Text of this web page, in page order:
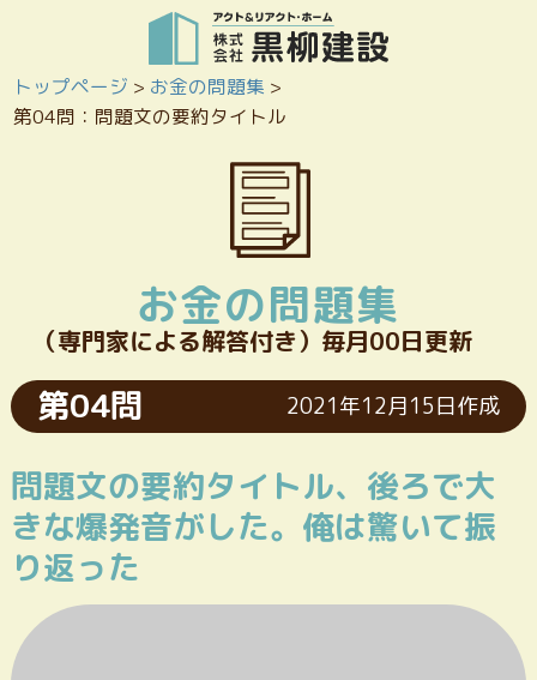
トップページ > お金の問題集 >
第04問：問題文の要約タイトル
お金の問題集
（専門家による解答付き）毎月00日更新
第04問 2021年12月15日作成
問題文の要約タイトル、後ろで大
きな爆発音がした。俺は驚いて振
り返った